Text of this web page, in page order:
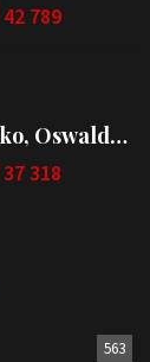
42 789
Oswald…
37 318
563